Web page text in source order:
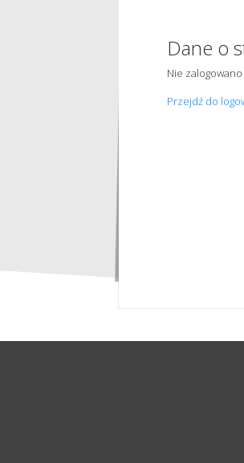
Dane o
Nie zalogowano
Przejdź do